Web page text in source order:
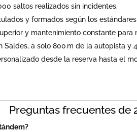
saltos realizados sin incidentes.
y formados según los
y mantenimiento constante para
Saldes, a solo 800 m de la autopista y
desde la reserva hasta el
Preguntas frecuentes de